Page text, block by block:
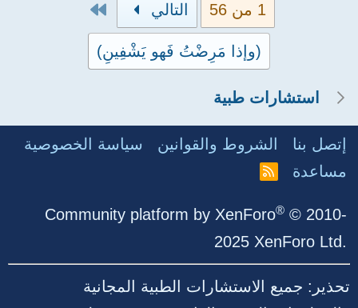
1 من 56 التالي
(وإذا مَرِضْتُ فَهو يَشْفِينِ)
استشارات طبية
إتصل بنا الشروط والقوانين
سياسة الخصوصية
مساعدة
R
Community platform by XenForo® © 2010-
2025 XenForo Ltd.
تحذير: جميع الاستشارات الطبية المجانية